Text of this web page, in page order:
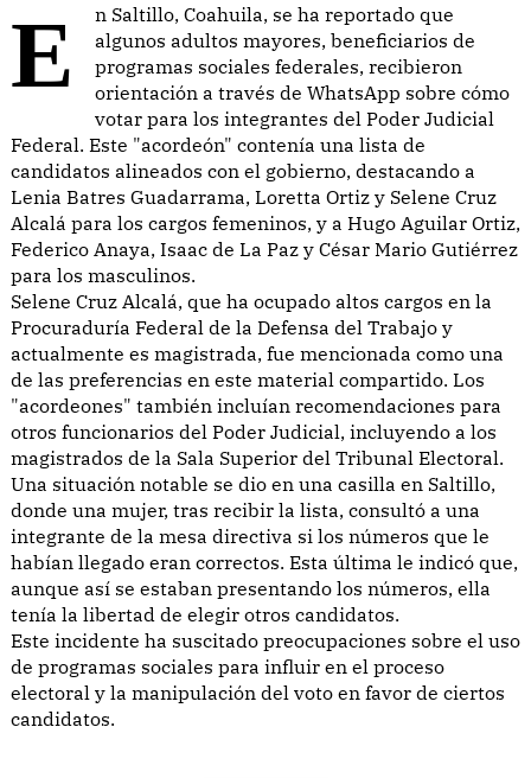
En Saltillo, Coahuila, se ha reportado que
algunos adultos mayores, beneficiarios de
programas sociales federales, recibieron
orientación a través de WhatsApp sobre cómo
votar para los integrantes del Poder Judicial
Federal. Este "acordeón" contenía una lista de
candidatos alineados con el gobierno, destacando a
Lenia Batres Guadarrama, Loretta Ortiz y Selene Cruz
Alcalá para los cargos femeninos, y a Hugo Aguilar Ortiz,
Federico Anaya, Isaac de La Paz y César Mario Gutiérrez
para los masculinos.
Selene Cruz Alcalá, que ha ocupado altos cargos en la
Procuraduría Federal de la Defensa del Trabajo y
actualmente es magistrada, fue mencionada como una
de las preferencias en este material compartido. Los
"acordeones" también incluían recomendaciones para
otros funcionarios del Poder Judicial, incluyendo a los
magistrados de la Sala Superior del Tribunal Electoral.
Una situación notable se dio en una casilla en Saltillo,
donde una mujer, tras recibir la lista, consultó a una
integrante de la mesa directiva si los números que le
habían llegado eran correctos. Esta última le indicó que,
aunque así se estaban presentando los números, ella
tenía la libertad de elegir otros candidatos.
Este incidente ha suscitado preocupaciones sobre el uso
de programas sociales para influir en el proceso
electoral y la manipulación del voto en favor de ciertos
candidatos.